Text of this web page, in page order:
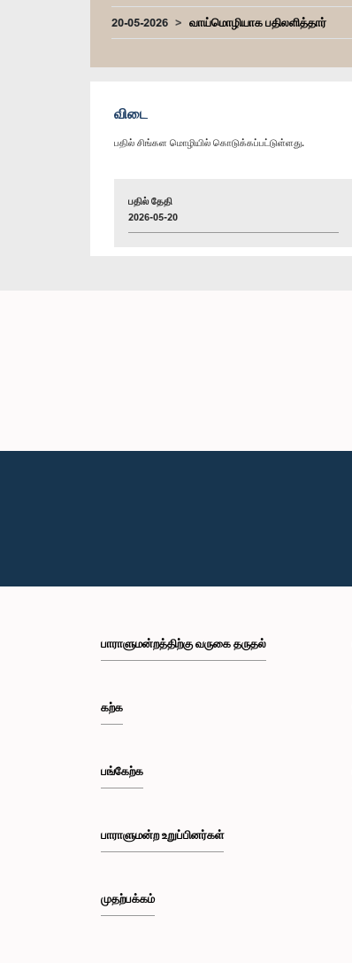
20-05-2026
வாய்மொழியாக பதிலளித்தார்
விடை
பதில் சிங்கள மொழியில் கொடுக்கப்பட்டுள்ளது.
பதில் தேதி
2026-05-20
பாராளுமன்றத்திற்கு வருகை தருதல்
கற்க
பங்கேற்க
பாராளுமன்ற உறுப்பினர்கள்
முதற்பக்கம்